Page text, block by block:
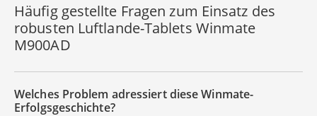
Häufig gestellte Fragen zum Einsatz des
robusten Luftlande-Tablets Winmate
M900AD
Welches Problem adressiert diese Winmate-
Erfolgsgeschichte?